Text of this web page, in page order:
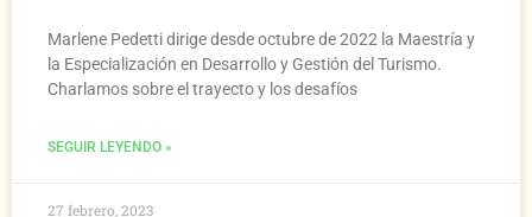
Marlene Pedetti dirige desde octubre de 2022 la Maestría y
la Especialización en Desarrollo y Gestión del Turismo.
Charlamos sobre el trayecto y los desafíos
SEGUIR LEYENDO »
27 febrero, 2023